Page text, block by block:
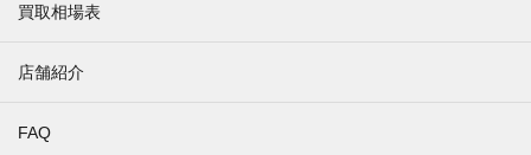
買取相場表
店舗紹介
FAQ